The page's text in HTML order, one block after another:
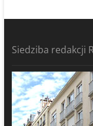
Siedziba redakcji